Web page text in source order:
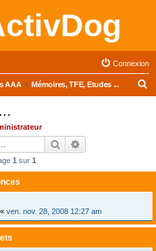
Connexion
AAA Mémoires, TFE, Etudes ...
Rechercher
1 sur 1
« ven. nov. 28, 2008 12:27 am